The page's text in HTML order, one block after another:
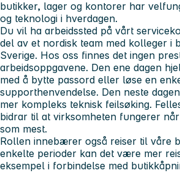
butikker, lager og kontorer har
og teknologi i hverdagen.
Du vil ha arbeidssted på vårt
del av et nordisk team med kolleger i
Sverige. Hos oss finnes det ingen
arbeidsoppgavene. Den ene dagen
med å bytte passord eller løse en
supporthenvendelse. Den neste
mer kompleks teknisk feilsøking.
bidrar til at virksomheten fungerer
som mest.
Rollen innebærer også reiser til våre
enkelte perioder kan det være mer
eksempel i forbindelse med